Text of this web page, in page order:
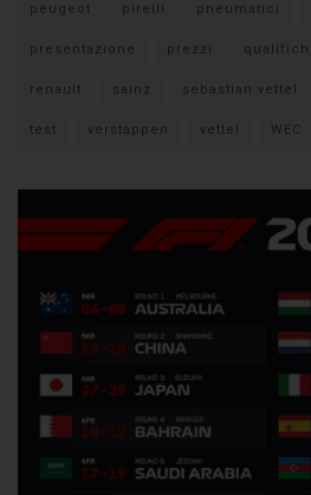
peugeot pirelli pneumatici
presentazione prezzi
renault sainz sebastian vettel
test verstappen vettel WEC